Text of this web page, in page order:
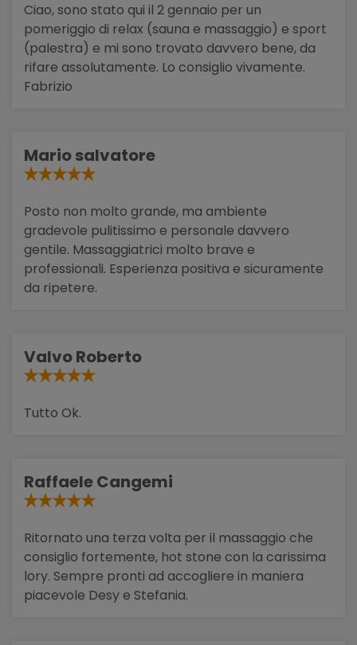
Ciao, sono stato qui il 2 gennaio per un
pomeriggio di relax (sauna e massaggio) e sport
(palestra) e mi sono trovato davvero bene, da
rifare assolutamente. Lo consiglio vivamente.
Fabrizio
Mario salvatore
Posto non molto grande, ma ambiente
gradevole pulitissimo e personale davvero
gentile. Massaggiatrici molto brave e
professionali. Esperienza positiva e sicuramente
da ripetere.
Valvo Roberto
Tutto Ok.
Raffaele Cangemi
Ritornato una terza volta per il massaggio che
consiglio fortemente, hot stone con la carissima
lory. Sempre pronti ad accogliere in maniera
piacevole Desy e Stefania.